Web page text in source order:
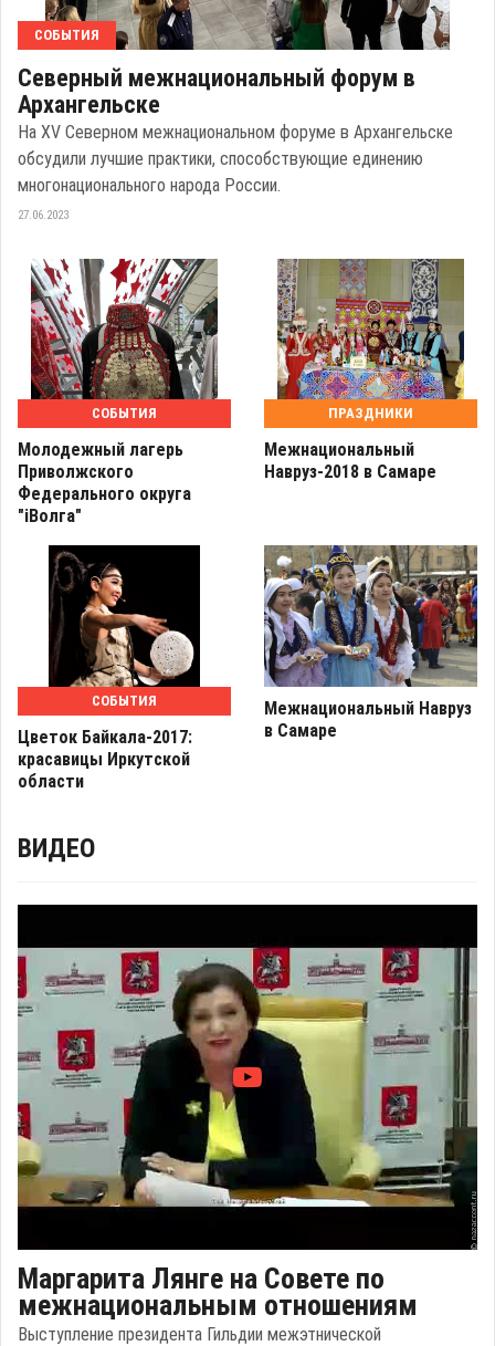
СОБЫТИЯ
Северный межнациональный форум в
Архангельске
На XV Северном межнациональном форуме в Архангельске
обсудили лучшие практики, способствующие единению
многонационального народа России.
27.06.2023
СОБЫТИЯ
Молодежный лагерь
Приволжского
Федерального округа
"iВолга"
ПРАЗДНИКИ
Межнациональный
Навруз-2018 в Самаре
СОБЫТИЯ
Цветок Байкала-2017:
красавицы Иркутской
области
Межнациональный Навруз
в Самаре
ВИДЕО
Маргарита Лянге на Совете по
межнациональным отношениям
Выступление президента Гильдии межэтнической